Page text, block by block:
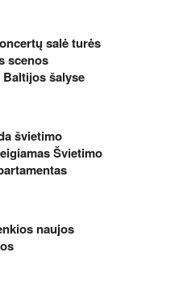
salė turės
scenos
šalyse
švietimo
Švietimo
naujos